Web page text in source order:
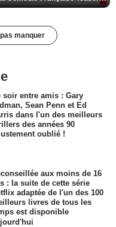
manquer
soir entre amis : Gary
Sean Penn et Ed
dans l'un des meilleurs
des années 90
oublié !
aux moins de 16
: la suite de cette série
adaptée de l'un des 100
livres de tous les
est disponible